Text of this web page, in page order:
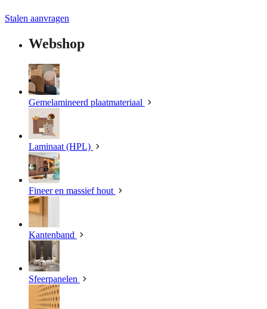
Stalen aanvragen
Webshop
Gemelamineerd plaatmateriaal
Laminaat (HPL)
Fineer en massief hout
Kantenband
Sfeerpanelen